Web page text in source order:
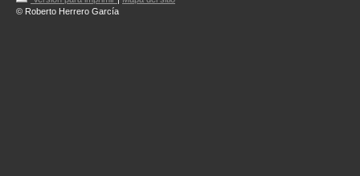
© Roberto Herrero García